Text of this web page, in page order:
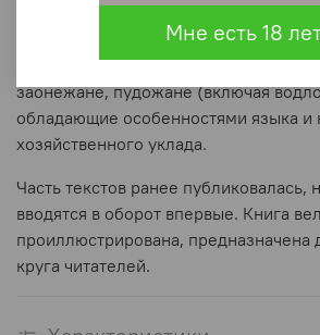
сосредоточено в Петрозаводске и
в Заонежье, Пудожье и
проживают особые этнолокальные
заонежане, пудожане (включая
обладающие особенностями языка и
хозяйственного уклада.
Часть текстов ранее публиковалась,
вводятся в оборот впервые. Книга
проиллюстрирована, предназначена
круга читателей.
Мне есть 18